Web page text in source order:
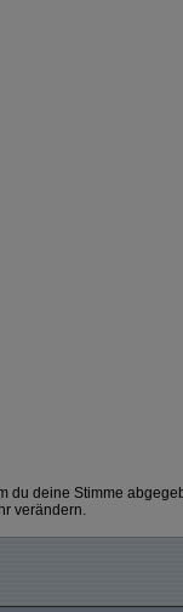
du deine Stimme
verändern.